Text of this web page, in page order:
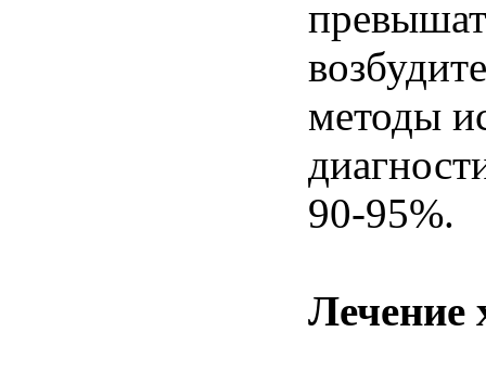
методы
90-95%.
Лечение